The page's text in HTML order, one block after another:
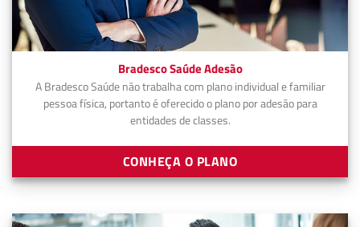
Bradesco Saúde Adesão
A Bradesco Saúde não trabalha com plano individual e familiar
pessoa física, portanto é oferecido o plano por adesão para
entidades de classes.
CONHEÇA O PLANO